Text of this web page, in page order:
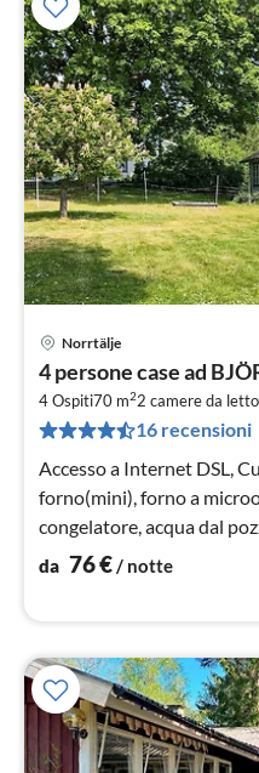
Norrtälje
4 persone case ad
4 Ospiti70 m22 camere da letto
16 recensioni
Accesso a Internet DSL,
forno(mini), forno a
congelatore, acqua dal
da 76€/ notte